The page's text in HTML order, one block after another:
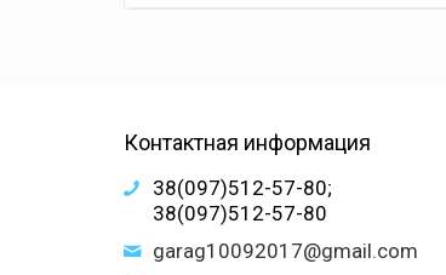
Контактная информация
38(097)512-57-80;
38(097)512-57-80
garag10092017@gmail.com